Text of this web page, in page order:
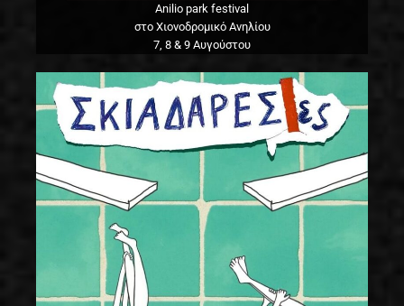
Anilio park festival
στο Χιονοδρομικό Ανηλίου
7, 8 & 9 Αυγούστου